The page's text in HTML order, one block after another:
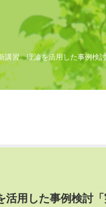
講習 理論を活用した事例検
用した事例検討